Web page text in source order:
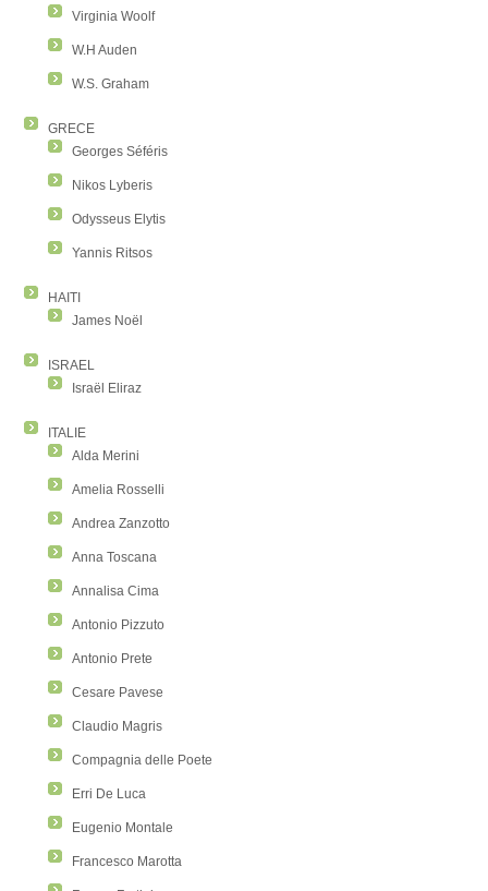
Virginia Woolf
W.H Auden
W.S. Graham
GRECE
Georges Séféris
Nikos Lyberis
Odysseus Elytis
Yannis Ritsos
HAITI
James Noël
ISRAEL
Israël Eliraz
ITALIE
Alda Merini
Amelia Rosselli
Andrea Zanzotto
Anna Toscana
Annalisa Cima
Antonio Pizzuto
Antonio Prete
Cesare Pavese
Claudio Magris
Compagnia delle Poete
Erri De Luca
Eugenio Montale
Francesco Marotta